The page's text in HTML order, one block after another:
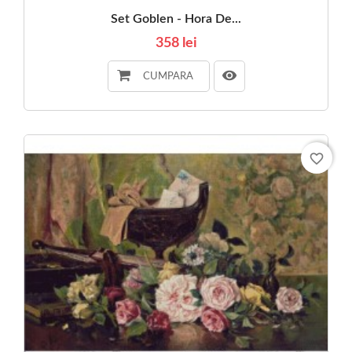
Set Goblen - Hora De...
358 lei
CUMPARA
favorite_border